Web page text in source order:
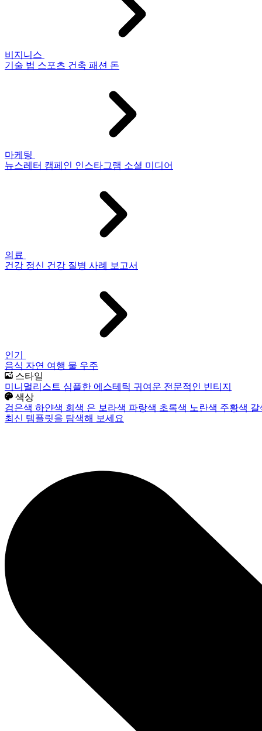
비지니스
기술 법 스포츠 건축 패션 돈
마케팅
뉴스레터 캠페인 인스타그램 소셜 미디어
의료
건강 정신 건강 질병 사례 보고서
인기
음식 자연 여행 물 우주
스타일
미니멀리스트 심플한 에스테틱 귀여운 전문적인 빈티지
색상
검은색 하얀색 회색 은 보라색 파랑색 초록색 노란색 주황색
최신 템플릿을 탐색해 보세요